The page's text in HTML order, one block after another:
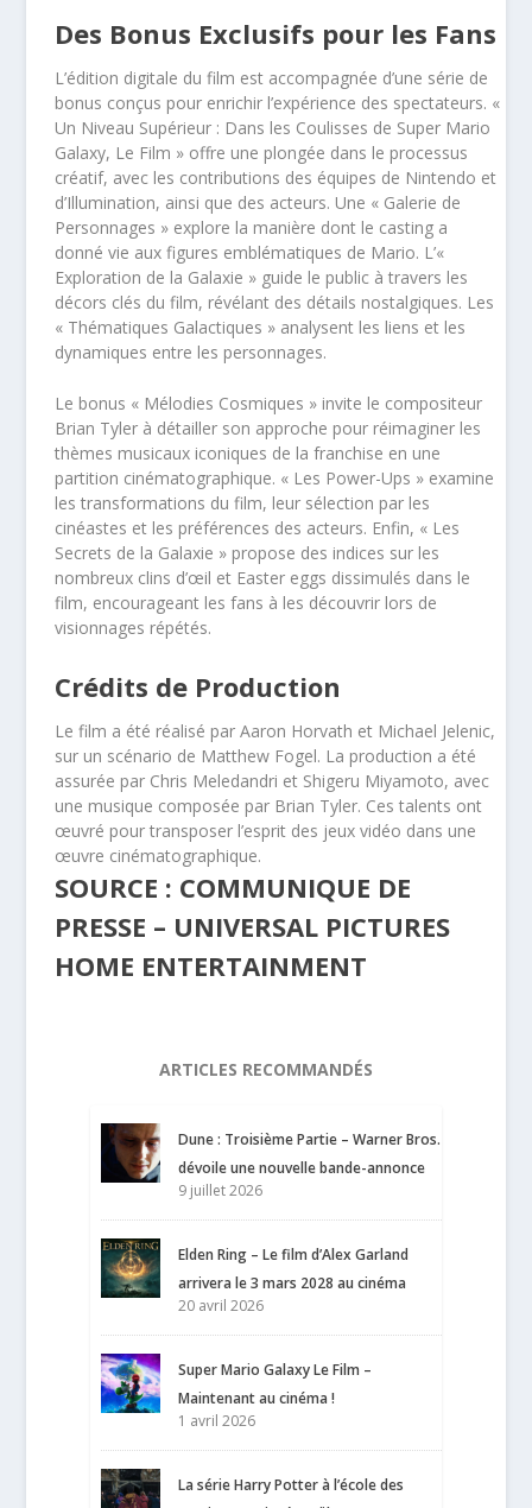
Des Bonus Exclusifs pour les Fans
L’édition digitale du film est accompagnée d’une série de
bonus conçus pour enrichir l’expérience des spectateurs. «
Un Niveau Supérieur : Dans les Coulisses de Super Mario
Galaxy, Le Film » offre une plongée dans le processus
créatif, avec les contributions des équipes de Nintendo et
d’Illumination, ainsi que des acteurs. Une « Galerie de
Personnages » explore la manière dont le casting a
donné vie aux figures emblématiques de Mario. L’«
Exploration de la Galaxie » guide le public à travers les
décors clés du film, révélant des détails nostalgiques. Les
« Thématiques Galactiques » analysent les liens et les
dynamiques entre les personnages.
Le bonus « Mélodies Cosmiques » invite le compositeur
Brian Tyler à détailler son approche pour réimaginer les
thèmes musicaux iconiques de la franchise en une
partition cinématographique. « Les Power-Ups » examine
les transformations du film, leur sélection par les
cinéastes et les préférences des acteurs. Enfin, « Les
Secrets de la Galaxie » propose des indices sur les
nombreux clins d’œil et Easter eggs dissimulés dans le
film, encourageant les fans à les découvrir lors de
visionnages répétés.
Crédits de Production
Le film a été réalisé par Aaron Horvath et Michael Jelenic,
sur un scénario de Matthew Fogel. La production a été
assurée par Chris Meledandri et Shigeru Miyamoto, avec
une musique composée par Brian Tyler. Ces talents ont
œuvré pour transposer l’esprit des jeux vidéo dans une
œuvre cinématographique.
SOURCE : COMMUNIQUE DE
PRESSE – UNIVERSAL PICTURES
HOME ENTERTAINMENT
ARTICLES RECOMMANDÉS
Dune : Troisième Partie – Warner Bros.
dévoile une nouvelle bande-annonce
9 juillet 2026
Elden Ring – Le film d’Alex Garland
arrivera le 3 mars 2028 au cinéma
20 avril 2026
Super Mario Galaxy Le Film –
Maintenant au cinéma !
1 avril 2026
La série Harry Potter à l’école des